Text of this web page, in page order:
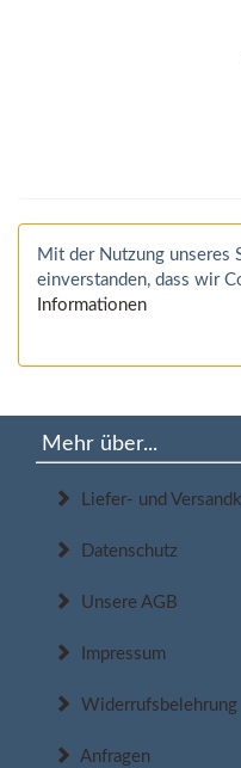
Mit der Nutzung unseres
einverstanden, dass wir
Informationen
Mehr über...
Liefer- und
Datenschutz
Unsere AGB
Impressum
Widerrufsbelehrung
Anfragen